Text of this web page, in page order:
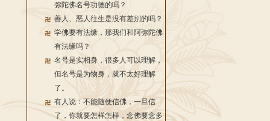
弥陀佛名号功德的吗？
善人、恶人往生是没有差别的吗？
学佛要有法缘，那我们和阿弥陀佛
有法缘吗？
名号是实相身，很多人可以理解，
但名号是为物身，就不太好理解
了。
有人说：不能随便信佛，一旦信
了，你就要怎样怎样，念佛要念多